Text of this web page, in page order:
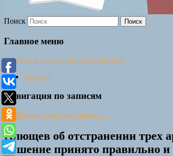
Поиск
Главное меню
Перейти к основному содержимому
Главная
Навигация по записям
←Предыдущая Следующая →
Плющев об отстранении трех
Решение принято правильно и